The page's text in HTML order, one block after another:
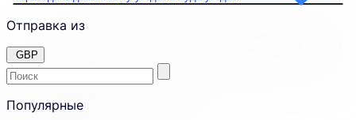
Отправка из
GBP
the
to
amount
Популярные